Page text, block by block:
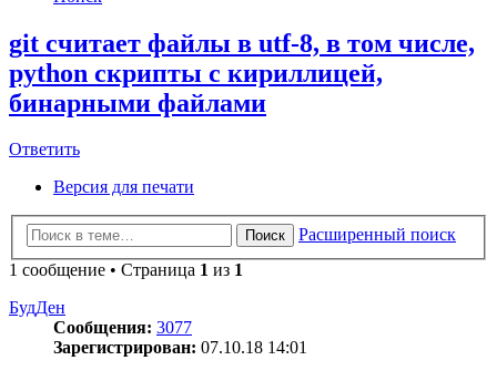
git считает файлы в utf-8, в том числе,
python скрипты с кириллицей,
бинарными файлами
Ответить
Версия для печати
Поиск
Расширенный поиск
1 сообщение • Страница 1 из 1
БудДен
Сообщения: 3077
Зарегистрирован: 07.10.18 14:01